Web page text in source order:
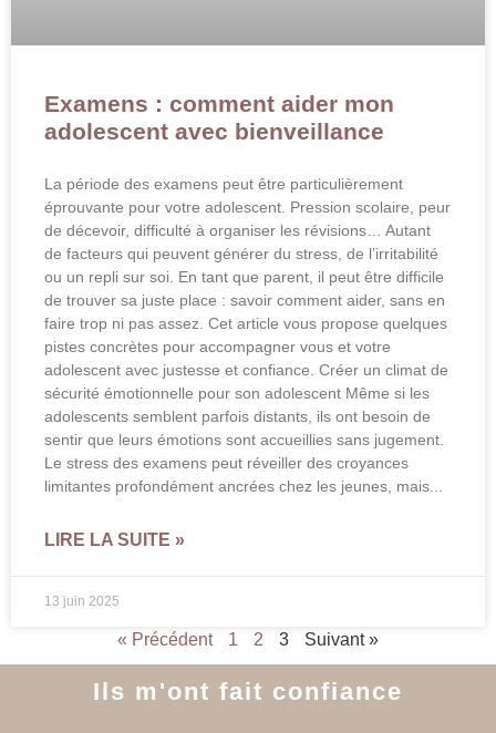
Examens : comment aider mon
adolescent avec bienveillance
La période des examens peut être particulièrement
éprouvante pour votre adolescent. Pression scolaire, peur
de décevoir, difficulté à organiser les révisions… Autant
de facteurs qui peuvent générer du stress, de l’irritabilité
ou un repli sur soi. En tant que parent, il peut être difficile
de trouver sa juste place : savoir comment aider, sans en
faire trop ni pas assez. Cet article vous propose quelques
pistes concrètes pour accompagner vous et votre
adolescent avec justesse et confiance. Créer un climat de
sécurité émotionnelle pour son adolescent Même si les
adolescents semblent parfois distants, ils ont besoin de
sentir que leurs émotions sont accueillies sans jugement.
Le stress des examens peut réveiller des croyances
limitantes profondément ancrées chez les jeunes, mais
LIRE LA SUITE »
13 juin 2025
« Précédent 1 2 3 Suivant »
Ils m'ont fait confiance